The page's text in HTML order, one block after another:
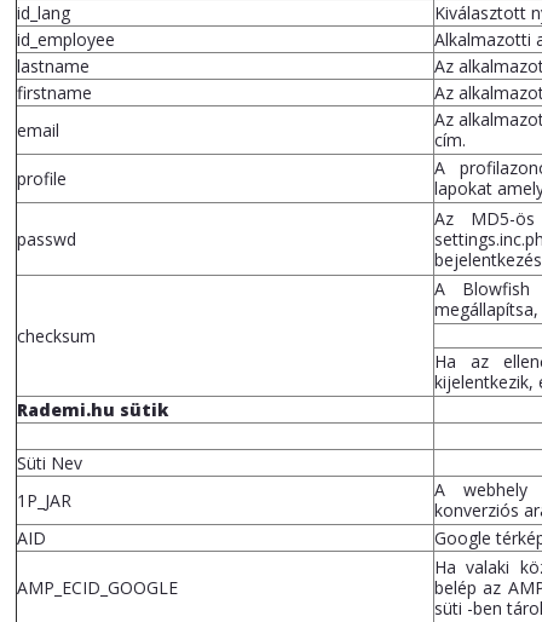
id_lang
Kiválasztott
id_employee
Alkalmazotti
lastname
Az
firstname
Az
email
Az
cím.
profile
A
lapokat
passwd
Az MD5-
checksum
A Blowfish
Ha az
kijelentkezik,
Rademi.hu sütik
Süti Nev
1P_JAR
A webhely
konverziós
AID
Google
AMP_ECID_GOOGLE
Ha valaki
belép az
süti -ben